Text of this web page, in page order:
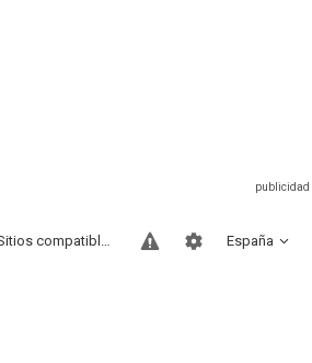
España
Sitios compatibles